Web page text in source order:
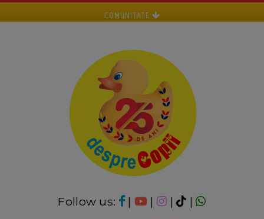
COMUNITATE
Follow us: | | |
|